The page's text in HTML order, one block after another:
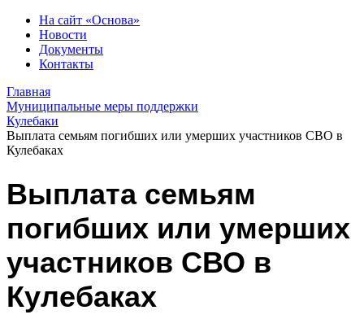
На сайт «Основа»
Новости
Документы
Контакты
Главная
Муниципальные меры поддержки
Кулебаки
Выплата семьям погибших или умерших участников СВО в
Кулебаках
Выплата семьям
погибших или умерших
участников СВО в
Кулебаках